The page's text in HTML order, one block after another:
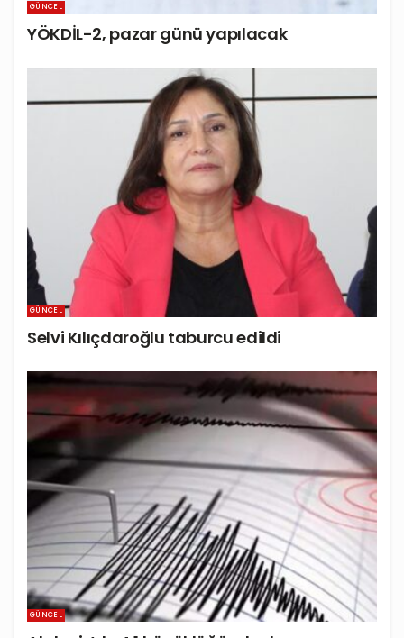
GÜNCEL
YÖKDİL-2, pazar günü yapılacak
GÜNCEL
Selvi Kılıçdaroğlu taburcu edildi
GÜNCEL